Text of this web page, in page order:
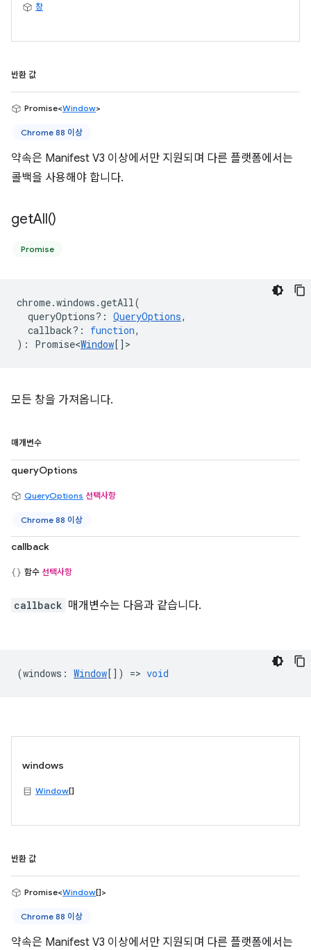
창
반환 값
Promise<Window>
Chrome 88 이상
약속은 Manifest V3 이상에서만 지원되며 다른 플랫폼에서는
콜백을 사용해야 합니다.
getAll()
Promise
chrome.windows .getAll(
queryOptions? : QueryOptions,
callback? : function,
) : Promise<Window[] >
모든 창을 가져옵니다.
매개변수
queryOptions
QueryOptions 선택사항
Chrome 88 이상
callback
함수 선택사항
callback 매개변수는 다음과 같습니다.
(windows : Window[]) => void
windows
Window[]
반환 값
Promise<Window[]>
Chrome 88 이상
약속은 Manifest V3 이상에서만 지원되며 다른 플랫폼에서는